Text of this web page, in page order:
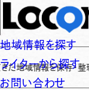
地域情報を探す
ライターから探す
お問い合わせ
保存・整理し、継続的